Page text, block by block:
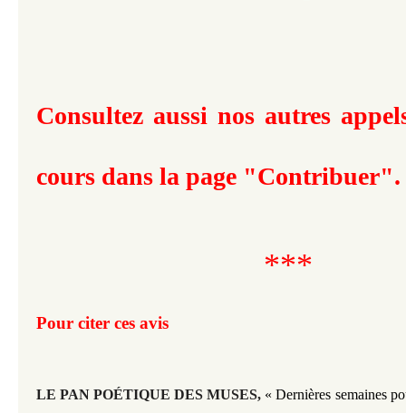
Consultez aussi nos autres
cours dans la page "Contribuer".
***
Pour citer ces avis
LE PAN POÉTIQUE DES MUSES, « Dernières semaines